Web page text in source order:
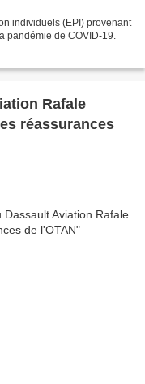
individuels (EPI) provenant
pandémie de COVID-19.
Rafale
réassurances